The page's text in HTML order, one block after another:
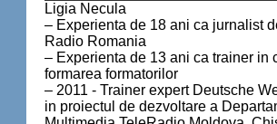
Ligia Necula
– Experienta de 18 ani ca jurnalist
Radio Romania
– Experienta de 13 ani ca trainer in
formarea formatorilor
– 2011 - Trainer expert Deutsche
in proiectul de dezvoltare a